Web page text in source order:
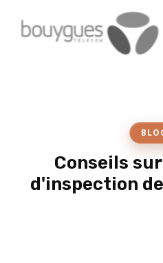
Conseils
d'inspection